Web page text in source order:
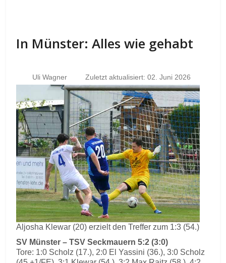
In Münster: Alles wie gehabt
Uli Wagner Zuletzt aktualisiert: 02. Juni 2026
Aljosha Klewar (20) erzielt den Treffer zum 1:3 (54.)
SV Münster – TSV Seckmauern 5:2 (3:0)
Tore: 1:0 Scholz (17.), 2:0 El Yassini (36.), 3:0 Scholz